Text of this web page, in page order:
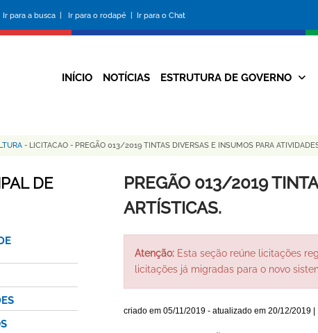
Ir para a busca | Ir para o rodapé | Ir para o Chat
da
INÍCIO NOTÍCIAS ESTRUTURA DE GOVERNO
- LICITACAO - PREGÃO 013/2019 TINTAS DIVERSAS E INSUMOS PARA
PREGÃO 013/2019
ARTÍSTICAS.
Atenção:Esta seção reúne licitações
licitações já migradas para o novo
criado em 05/11/2019- atualizado em 20/12/2019 |
DE